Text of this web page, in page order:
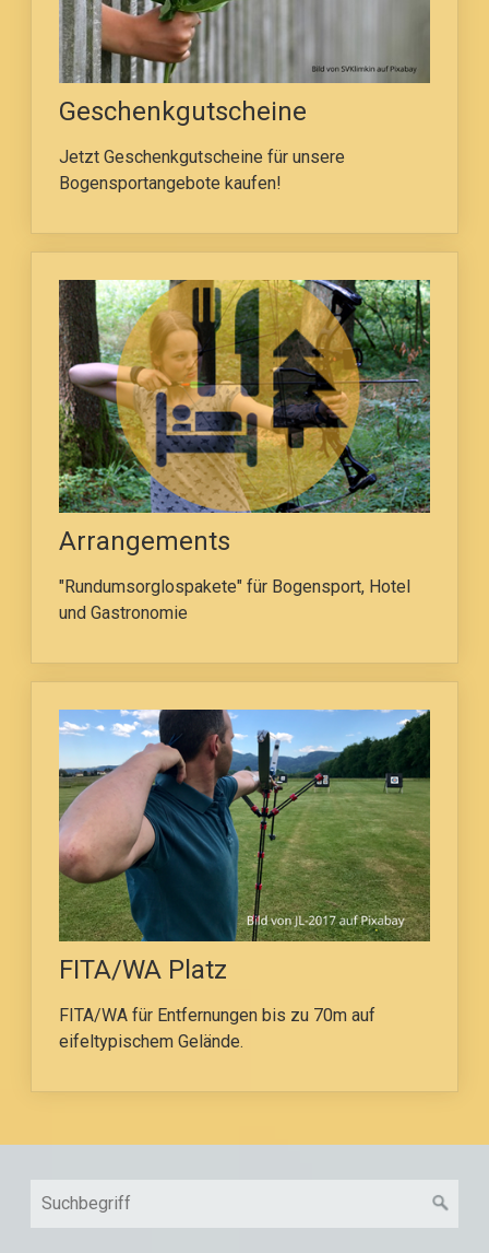
Geschenkgutscheine
Jetzt Geschenkgutscheine für unsere
Bogensportangebote kaufen!
Arrangements
"Rundumsorglospakete" für Bogensport, Hotel
und Gastronomie
FITA/WA Platz
FITA/WA für Entfernungen bis zu 70m auf
eifeltypischem Gelände.